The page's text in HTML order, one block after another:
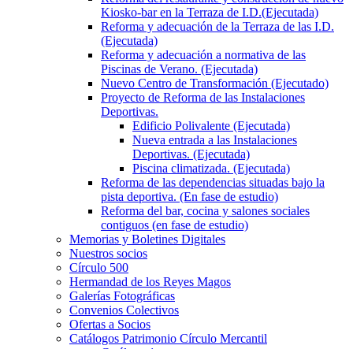
Kiosko-bar en la Terraza de I.D.(Ejecutada)
Reforma y adecuación de la Terraza de las I.D.
(Ejecutada)
Reforma y adecuación a normativa de las
Piscinas de Verano. (Ejecutada)
Nuevo Centro de Transformación (Ejecutado)
Proyecto de Reforma de las Instalaciones
Deportivas.
Edificio Polivalente (Ejecutada)
Nueva entrada a las Instalaciones
Deportivas. (Ejecutada)
Piscina climatizada. (Ejecutada)
Reforma de las dependencias situadas bajo la
pista deportiva. (En fase de estudio)
Reforma del bar, cocina y salones sociales
contiguos (en fase de estudio)
Memorias y Boletines Digitales
Nuestros socios
Círculo 500
Hermandad de los Reyes Magos
Galerías Fotográficas
Convenios Colectivos
Ofertas a Socios
Catálogos Patrimonio Círculo Mercantil